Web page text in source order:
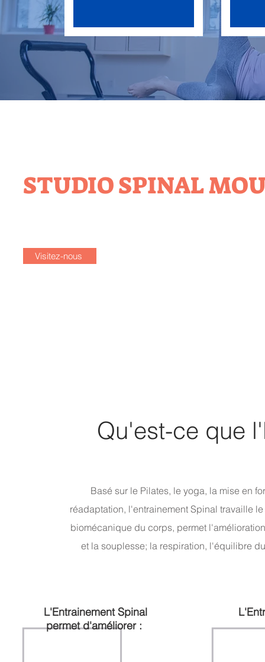
STUDIO SPINAL
Visitez-nous
Qu'est-ce que
Basé sur le Pilates, le yoga, la mise en
réadaptation, l'entrainement Spinal travaille
biomécanique du corps, permet
et la souplesse; la respiration, l'équilibre
L'Entrainement Spinal
permet d'améliorer :